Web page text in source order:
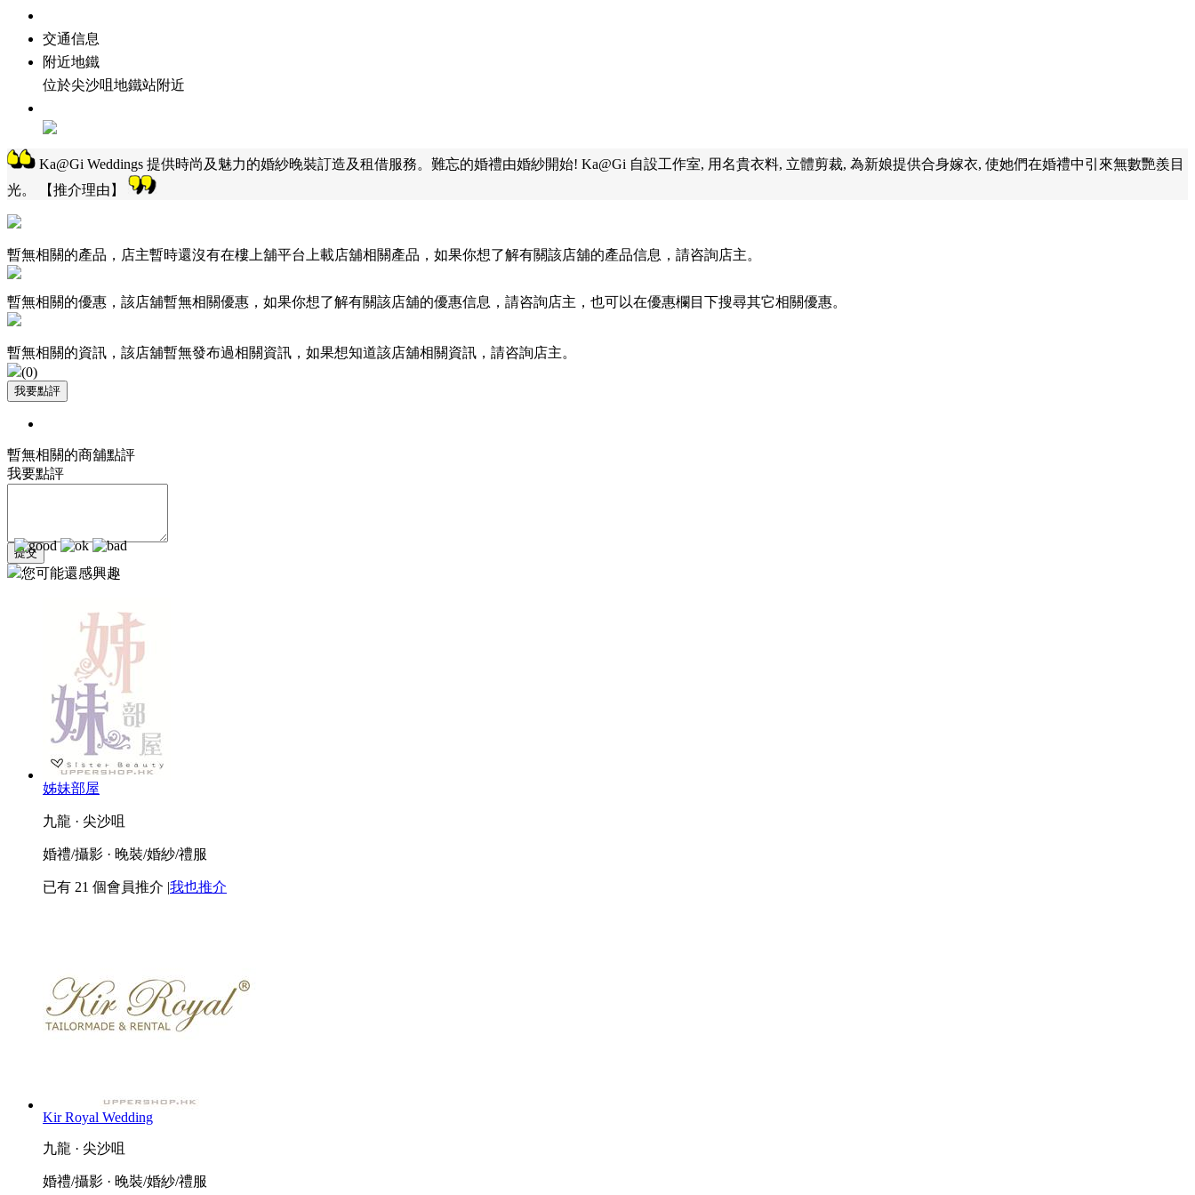
交通信息
附近地鐵
位於尖沙咀地鐵站附近
Ka@Gi Weddings 提供時尚及魅力的婚紗晚裝訂造及租借服務。難忘的婚禮由婚紗開始! Ka@Gi 自設工作室, 用名貴衣料, 立體剪裁, 為新娘提供合身嫁衣, 使她們在婚禮中引來無數艷羨目
光。 【推介理由 】
暫無相關的產品，店主暫時還沒有在樓上舖平台上載店舖相關產品，如果你想了解有關該店舖的產品信息，請咨詢店主。
暫無相關的優惠，該店舖暫無相關優惠，如果你想了解有關該店舖的優惠信息，請咨詢店主，也可以在優惠欄目下搜尋其它相關優惠。
暫無相關的資訊，該店舖暫無發布過相關資訊，如果想知道該店舖相關資訊，請咨詢店主。
(0)
暫無相關的商舖點評
我要點評
您可能還感興趣
姊妹部屋
九龍 · 尖沙咀
婚禮/攝影 · 晚裝/婚紗/禮服
已有 21 個會員推介 |我也推介
Kir Royal Wedding
九龍 · 尖沙咀
婚禮/攝影 · 晚裝/婚紗/禮服